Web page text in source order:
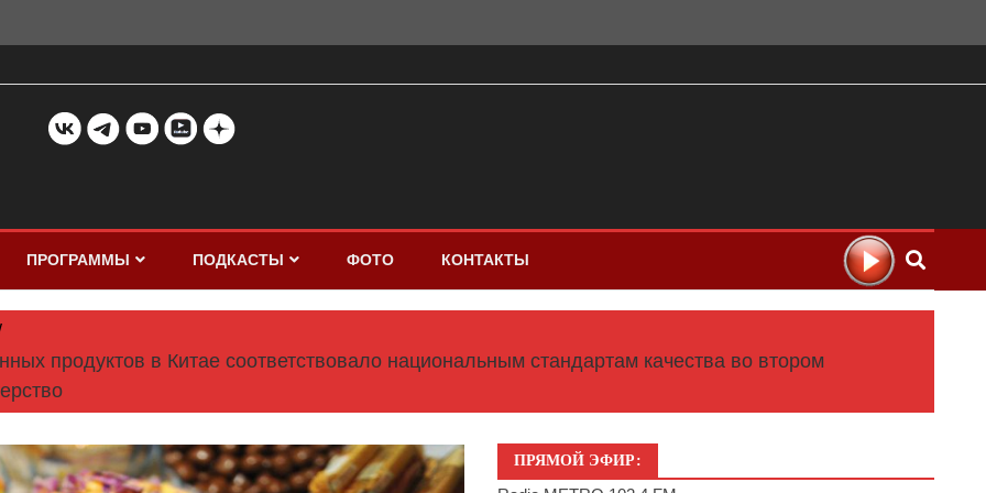
ПРОГРАММЫ ПОДКАСТЫ ФОТО КОНТАКТЫ
продуктов в Китае соответствовало национальным стандартам качества во втором
ПРЯМОЙ ЭФИР: